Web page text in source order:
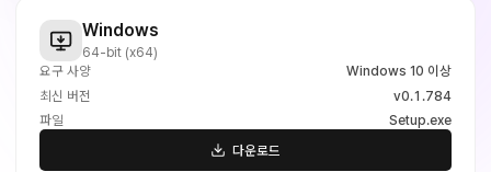
Windows
64-bit (x64)
요구 사양
Windows 10 이상
최신 버전
v0.1.784
파일
Setup.exe
다운로드